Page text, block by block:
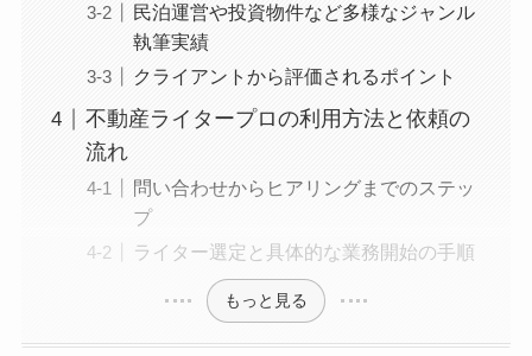
民泊運営や投資物件など多様なジャンル
執筆実績
クライアントから評価されるポイント
不動産ライタープロの利用方法と依頼の
流れ
問い合わせからヒアリングまでのステッ
プ
ライター選定と具体的な業務開始の手順
もっと見る